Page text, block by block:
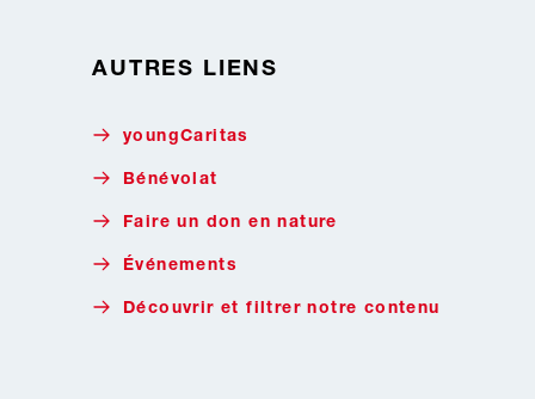
AUTRES LIENS
youngCaritas
Bénévolat
Faire un don en nature
Événements
Découvrir et filtrer notre contenu